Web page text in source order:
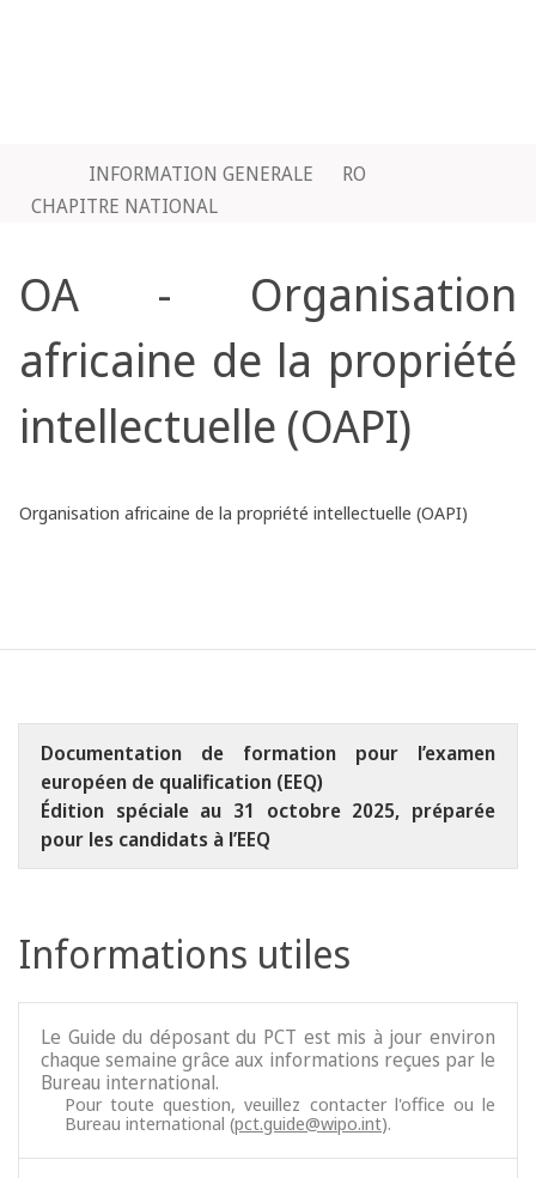
INFORMATION GENERALE
RO
CHAPITRE NATIONAL
OA - Organisation
africaine de la propriété
intellectuelle (OAPI)
Organisation africaine de la propriété intellectuelle (OAPI)
Documentation de formation pour l’examen
européen de qualification (EEQ)
Édition spéciale au 31 octobre 2025, préparée
pour les candidats à l’EEQ
Informations utiles
Le Guide du déposant du PCT est mis à jour environ
chaque semaine grâce aux informations reçues par le
Bureau international.
Pour toute question, veuillez contacter l'office ou le
Bureau international (pct.guide@wipo.int).